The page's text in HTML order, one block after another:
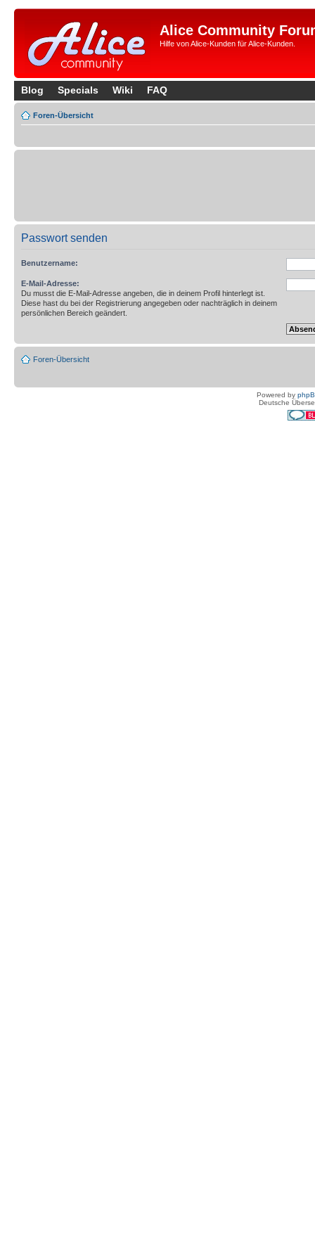
Alice Community
Hilfe von Alice-Kunden für Alice-Kunden.
Blog Specials Wiki FAQ
Foren-Übersicht
Passwort senden
Benutzername:
E-Mail-Adresse:
Du musst die E-Mail-Adresse angeben, die in deinem Profil hinterlegt ist.
Diese hast du bei der Registrierung angegeben oder nachträglich in deinem
persönlichen Bereich geändert.
Foren-Übersicht
Powered by
Deutsche